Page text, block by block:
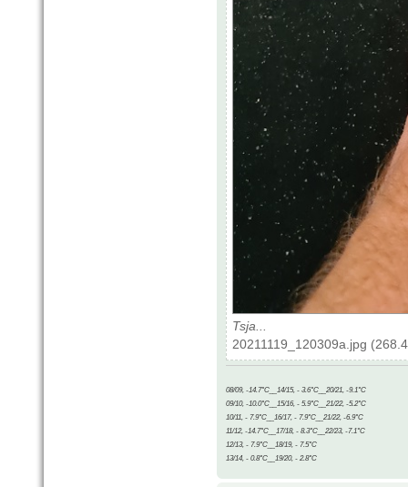
Tsja...
20211119_120309a.jpg
08/09, -14.7°C__14/15, - 3.6°C__20/21, -9.1°C
09/10, -10.0°C__15/16, - 5.9°C__21/22, -5.2°C
10/11, - 7.9°C__16/17, - 7.9°C__21/22, -6.9°C
11/12, -14.7°C__17/18, - 8.3°C__22/23, -7.1°C
12/13, - 7.9°C__18/19, - 7.5°C
13/14, - 0.8°C__19/20, - 2.8°C